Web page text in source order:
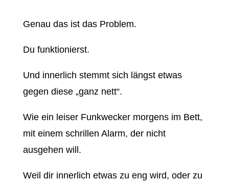
Genau das ist das Problem.
Du funktionierst.
Und innerlich stemmt sich längst etwas
gegen diese „ganz nett“.
Wie ein leiser Funkwecker morgens im Bett,
mit einem schrillen Alarm, der nicht
ausgehen will.
Weil dir innerlich etwas zu eng wird, oder zu